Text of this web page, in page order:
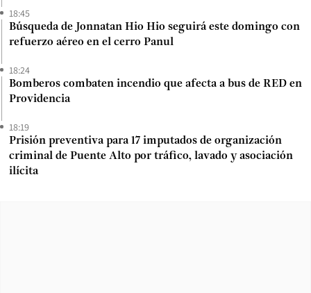
18:45
Búsqueda de Jonnatan Hio Hio seguirá este domingo con
refuerzo aéreo en el cerro Panul
18:24
Bomberos combaten incendio que afecta a bus de RED en
Providencia
18:19
Prisión preventiva para 17 imputados de organización
criminal de Puente Alto por tráfico, lavado y asociación
ilícita